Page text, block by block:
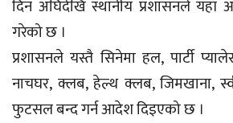
दिन अघिदेखि स्थानीय प्रशासनले यहाँ
गरेको छ ।
प्रशासनले यस्तै सिनेमा हल, पार्टी
नाचघर, क्लब, हेल्थ क्लब, जिमखाना,
फुटसल बन्द गर्न आदेश दिइएको छ ।